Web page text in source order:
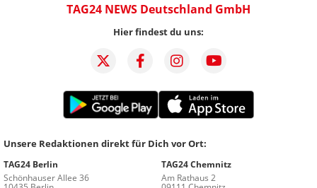
TAG24 NEWS Deutschland GmbH
Hier findest du uns:
Unsere Redaktionen direkt für Dich vor Ort:
TAG24 Berlin
Schönhauser Allee 36
TAG24 Chemnitz
Am Rathaus 2